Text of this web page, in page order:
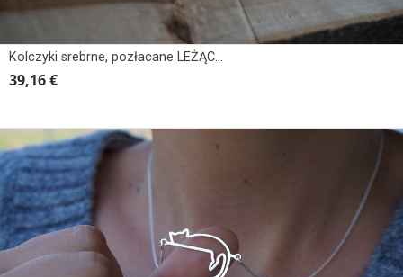
Kolczyki srebrne, pozłacane LEŻĄCY KOTEK, KOT
39,16 €